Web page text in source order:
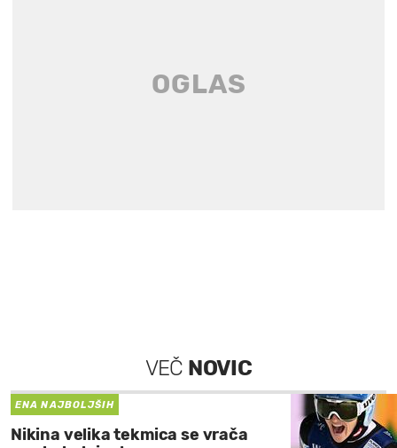
VEČ NOVIC
ENA NAJBOLJŠIH
Nikina velika tekmica se vrača